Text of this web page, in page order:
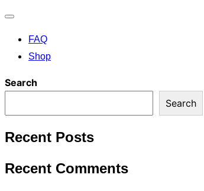
navigation
FAQ
Shop
Search
Search
Recent Posts
Recent Comments